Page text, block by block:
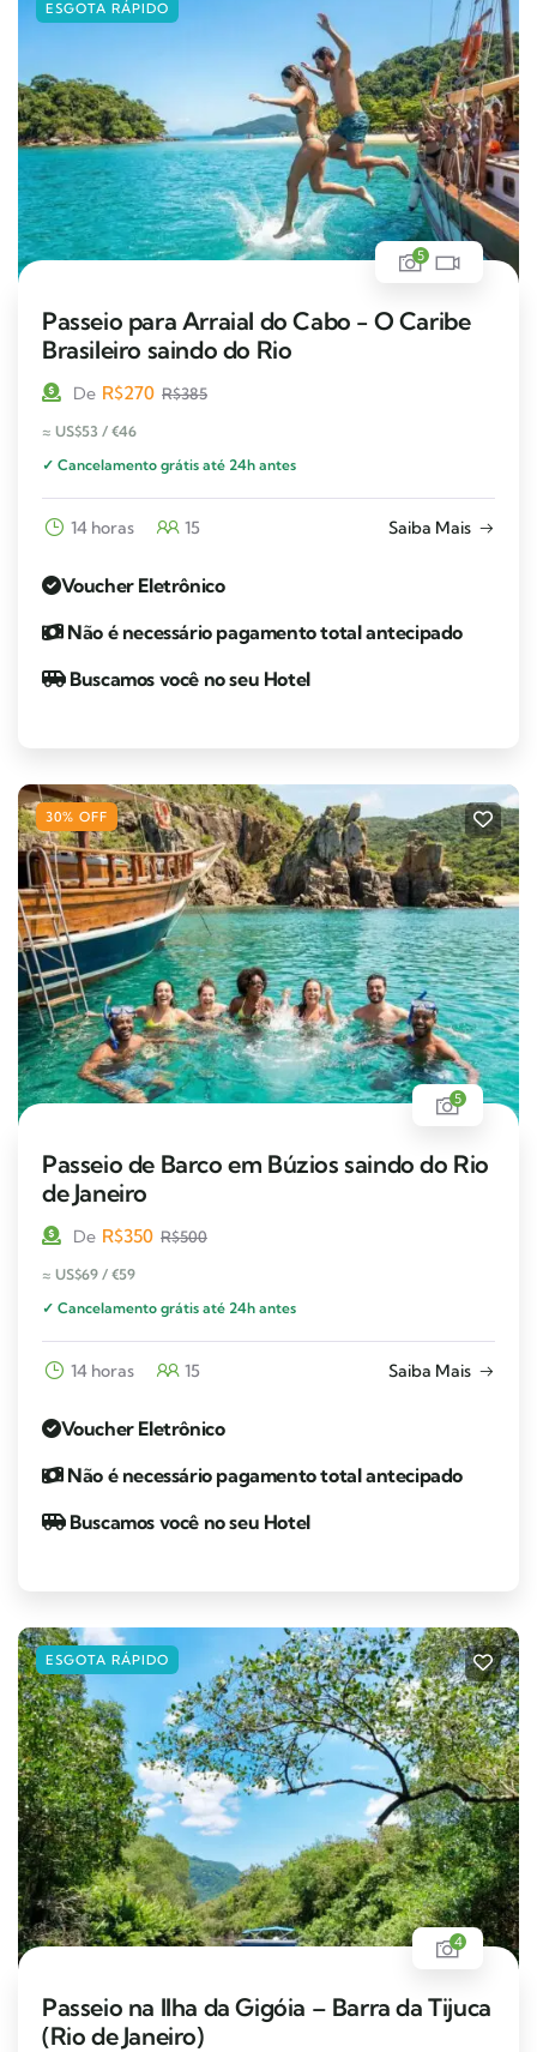
ESGOTA RÁPIDO
5
Passeio para Arraial do Cabo - O Caribe
Brasileiro saindo do Rio
De R$270 R$385
≈ US$53 / €46
✓ Cancelamento grátis até 24h antes
14 horas 15 Saiba Mais
Voucher Eletrônico
Não é necessário pagamento total antecipado
Buscamos você no seu Hotel
30% OFF
5
Passeio de Barco em Búzios saindo do Rio
de Janeiro
De R$350 R$500
≈ US$69 / €59
✓ Cancelamento grátis até 24h antes
14 horas 15 Saiba Mais
Voucher Eletrônico
Não é necessário pagamento total antecipado
Buscamos você no seu Hotel
ESGOTA RÁPIDO
4
Passeio na Ilha da Gigóia – Barra da Tijuca
(Rio de Janeiro)